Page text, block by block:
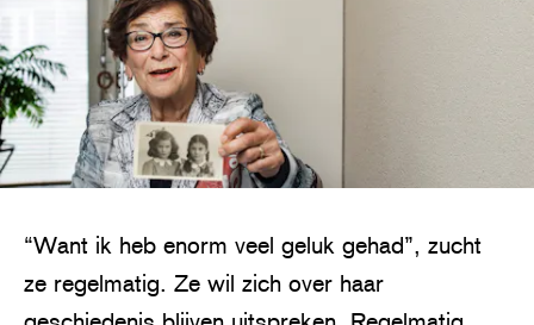
“Want ik heb enorm veel geluk gehad”, zucht
ze regelmatig. Ze wil zich over haar